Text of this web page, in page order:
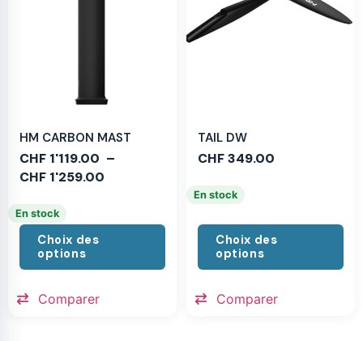
HM CARBON MAST
CHF 1'119.00 –
CHF 1'259.00
En stock
Choix des
options
Comparer
TAIL DW
CHF349.00
En stock
Choix des
options
Comparer